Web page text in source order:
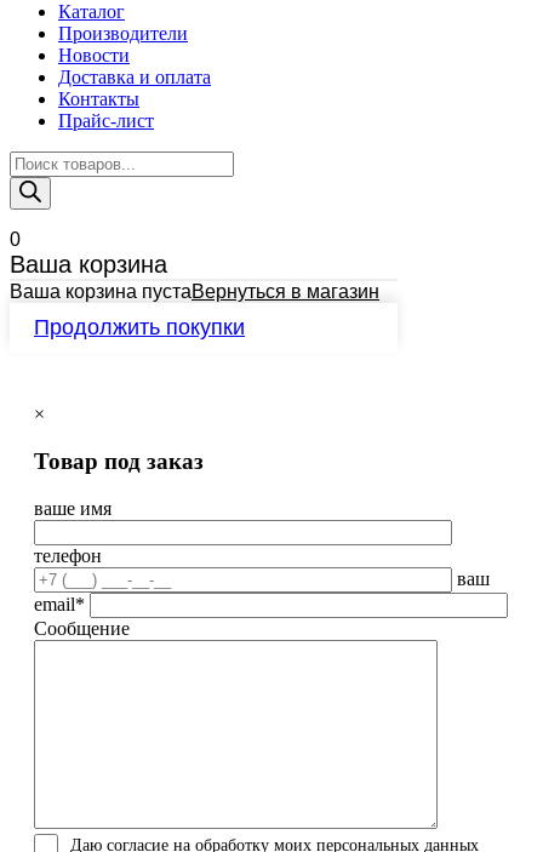
Каталог
Производители
Новости
Доставка и оплата
Контакты
Прайс-лист
Поиск
товаров
0
Ваша корзина
Ваша корзина пустаВернуться в магазин
Продолжить покупки
×
Товар под заказ
ваше имя
телефон
ваш
email*
Сообщение
Даю согласие на обработку моих персональных данных